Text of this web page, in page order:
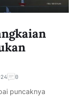
0
puncaknya